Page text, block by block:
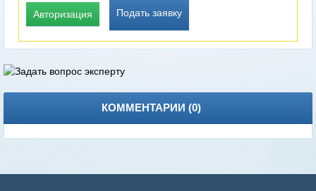
Авторизация Подать заявку
КОММЕНТАРИИ (0)